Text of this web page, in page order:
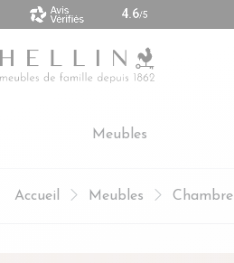
sont made in Europe
Meubles
Accueil Meubles Chambre